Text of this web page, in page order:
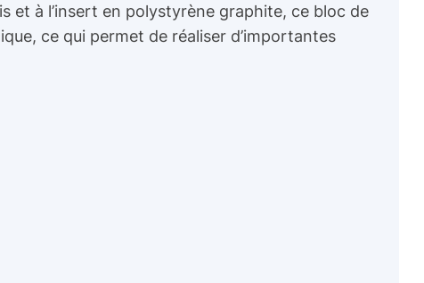
et à l’insert en polystyrène graphite, ce bloc de
ce qui permet de réaliser d’importantes